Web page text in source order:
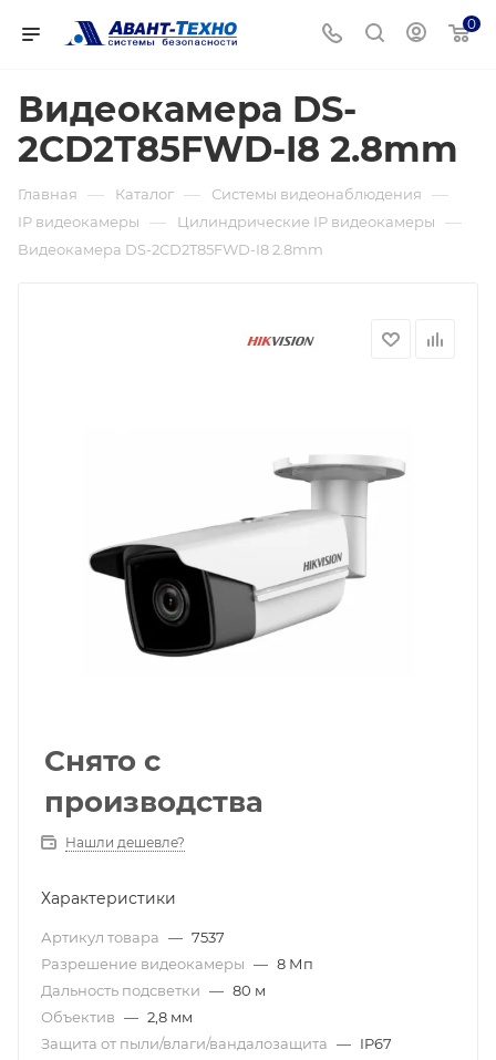
0
Видеокамера DS-
2CD2T85FWD-I8 2.8mm
Главная — Каталог — Системы видеонаблюдения —
IP видеокамеры — Цилиндрические IP видеокамеры —
Видеокамера DS-2CD2T85FWD-I8 2.8mm
Снято с
производства
Нашли дешевле?
Характеристики
Артикул товара — 7537
Разрешение видеокамеры — 8 Мп
Дальность подсветки — 80 м
Объектив — 2,8 мм
Защита от пыли/влаги/вандалозащита — IP67